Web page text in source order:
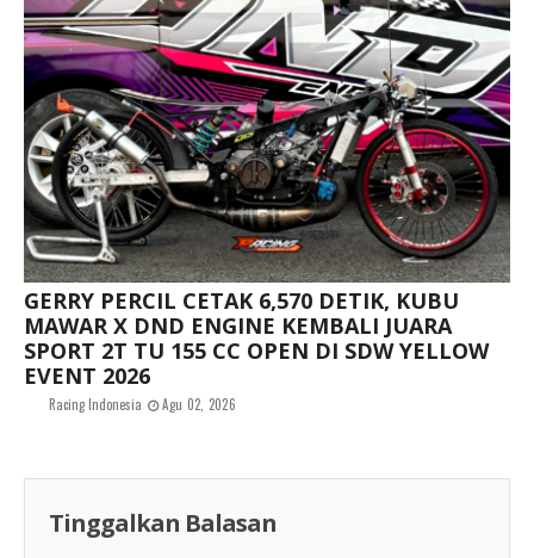
GERRY PERCIL CETAK 6,570 DETIK, KUBU
MAWAR X DND ENGINE KEMBALI JUARA
SPORT 2T TU 155 CC OPEN DI SDW YELLOW
EVENT 2026
Racing Indonesia Agu 02, 2026
Tinggalkan Balasan